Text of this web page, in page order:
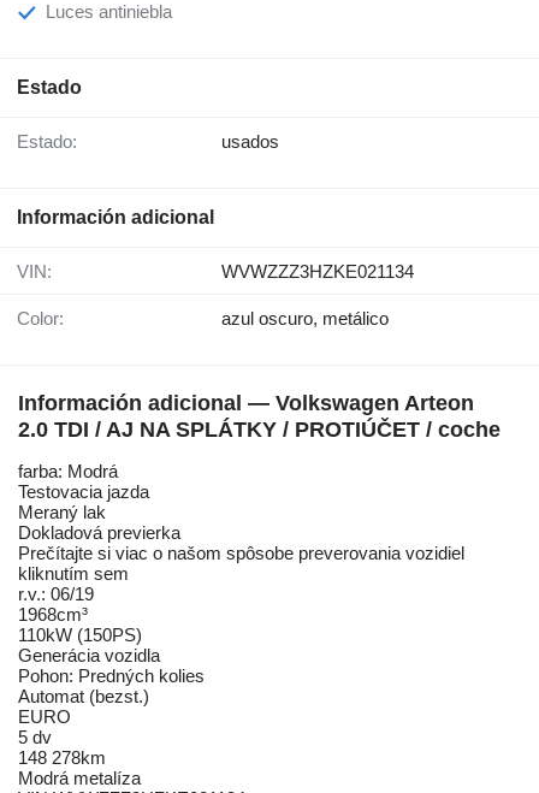
Luces antiniebla
Estado
Estado: usados
Información adicional
VIN: WVWZZZ3HZKE021134
Color: azul oscuro, metálico
Información adicional — Volkswagen Arteon
2.0 TDI / AJ NA SPLÁTKY / PROTIÚČET / coche
farba: Modrá
Testovacia jazda
Meraný lak
Dokladová previerka
Prečítajte si viac o našom spôsobe preverovania vozidiel
kliknutím sem
r.v.: 06/19
1968cm³
110kW (150PS)
Generácia vozidla
Pohon: Predných kolies
Automat (bezst.)
EURO
5 dv
148 278km
Modrá metalíza